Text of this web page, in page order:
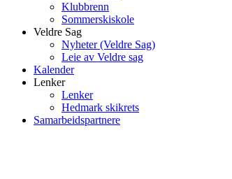
Klubbrenn
Sommerskiskole
Veldre Sag
Nyheter (Veldre Sag)
Leie av Veldre sag
Kalender
Lenker
Lenker
Hedmark skikrets
Samarbeidspartnere